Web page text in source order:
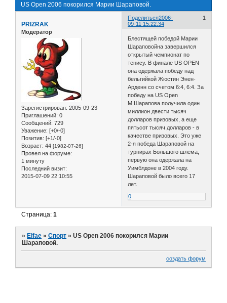
US Open 2006 покорился Марии Шараповой.
Поделиться 1
2006-
09-11 15:22:34
PRIZRAK
Модератор
Зарегистрирован: 2005-09-23
Приглашений: 0
Сообщений: 729
Уважение: [+0/-0]
Позитив: [+1/-0]
Возраст: 44 [1982-07-26]
Провел на форуме:
1 минуту
Последний визит:
2015-07-09 22:10:55
Блестящей победой Марии
Шараповойна завершился
открытый чемпионат по
тенису. В финале US OPEN
она одержала победу над
бельгийкой Жюстин Энен-
Арденн со счетом 6:4, 6:4. За
победу на US Open
М.Шарапова получила один
миллион двести тысяч
долларов призовых, а еще
пятьсот тысяч долларов - в
качестве призовых. Это уже
2-я победа Шараповой на
турнирах Большого шлема,
первую она одержала на
Уимблдоне в 2004 году.
Шараповой было всего 17
лет.
0
Страница:1
»Elfae »Спорт »US Open 2006 покорился Марии
Шараповой.
создать форум